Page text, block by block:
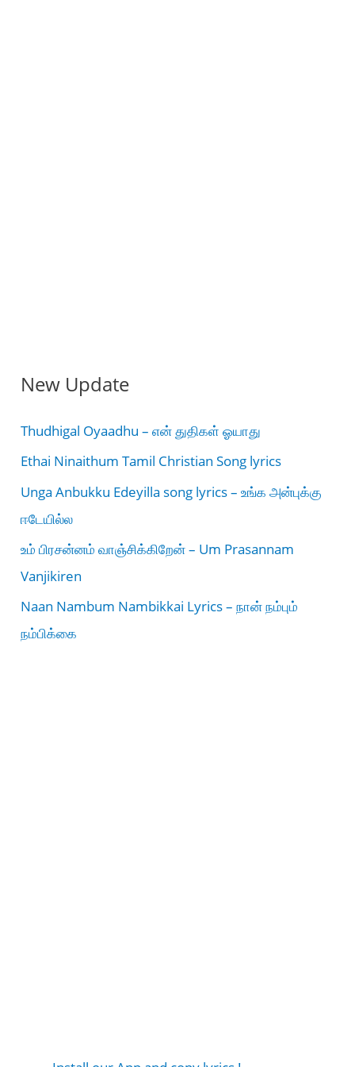
New Update
Thudhigal Oyaadhu – என் துதிகள் ஓயாது
Ethai Ninaithum Tamil Christian Song lyrics
Unga Anbukku Edeyilla song lyrics – உங்க அன்புக்கு
ஈடேயில்ல
உம் பிரசன்னம் வாஞ்சிக்கிறேன் – Um Prasannam
Vanjikiren
Naan Nambum Nambikkai Lyrics – நான் நம்பும்
நம்பிக்கை